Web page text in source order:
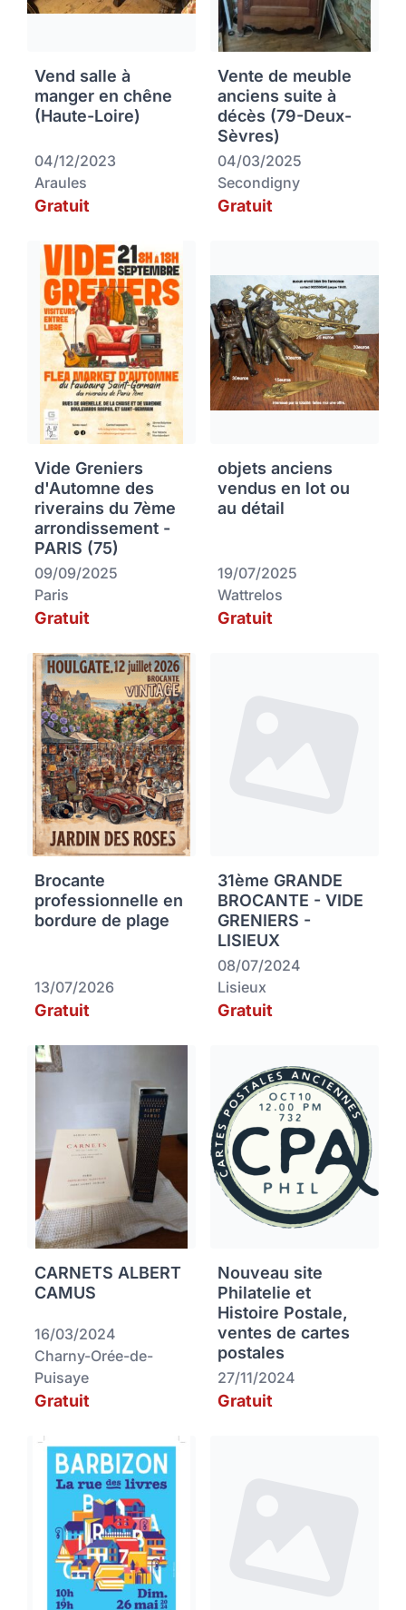
Vend salle à
manger en chêne
(Haute-Loire)
04/12/2023
Araules
Gratuit
Vente de meuble
anciens suite à
décès (79-Deux-
Sèvres)
04/03/2025
Secondigny
Gratuit
Vide Greniers
d'Automne des
riverains du 7ème
arrondissement -
PARIS (75)
09/09/2025
Paris
Gratuit
objets anciens
vendus en lot ou
au détail
19/07/2025
Wattrelos
Gratuit
Brocante
professionnelle en
bordure de plage
13/07/2026
Gratuit
31ème GRANDE
BROCANTE - VIDE
GRENIERS -
LISIEUX
08/07/2024
Lisieux
Gratuit
CARNETS ALBERT
CAMUS
16/03/2024
Charny-Orée-de-
Puisaye
Gratuit
Nouveau site
Philatelie et
Histoire Postale,
ventes de cartes
postales
27/11/2024
Gratuit